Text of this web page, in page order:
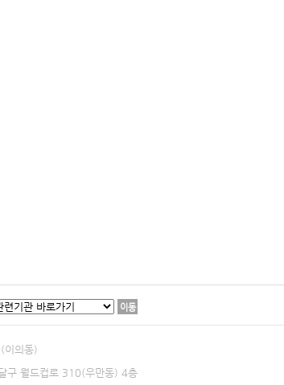
이동
이의동)
구 월드컵로 310(우만동) 4층